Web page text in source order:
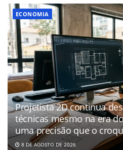
ECONOMIA
Projetista 2D continua
técnicas mesmo na era
uma precisão que o
8 DE AGOSTO DE 2026